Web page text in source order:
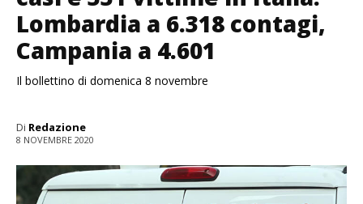
Lombardia a 6.318 contagi,
Campania a 4.601
Il bollettino di domenica 8 novembre
Di Redazione
8 NOVEMBRE 2020